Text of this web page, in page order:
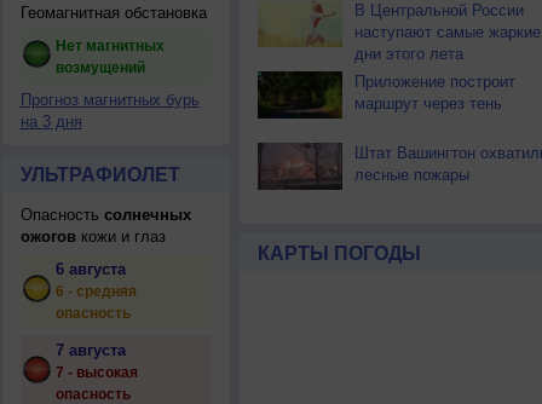
Геомагнитная обстановка
Нет магнитных
возмущений
Прогноз магнитных бурь
на 3 дня
УЛЬТРАФИОЛЕТ
Опасность солнечных
ожоговкожи и глаз
6 августа
6 - средняя
опасность
7 августа
7 - высокая
опасность
В Центральной России
наступают самые жаркие
дни этого лета
Приложение построит
маршрут через тень
Штат Вашингтон
лесные пожары
КАРТЫ ПОГОДЫ